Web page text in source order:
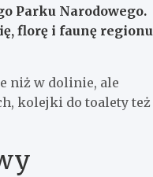
Parku Narodowego.
florę i faunę regionu
niż w dolinie, ale
kolejki do toalety też